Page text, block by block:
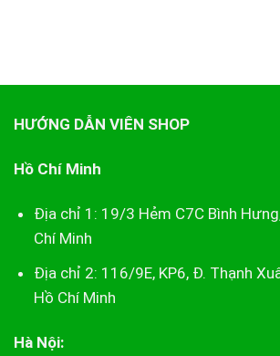
HƯỚNG DẪN VIÊN SHOP
Hồ Chí Minh
Địa chỉ 1: 19/3 Hẻm C7C Bình
Chí Minh
Địa chỉ 2: 116/9E, KP6, Đ. Thạnh
Hồ Chí Minh
Hà Nội: